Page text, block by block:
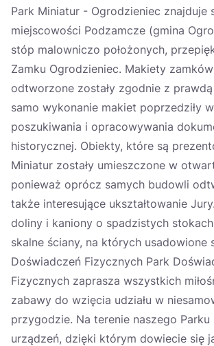
Park Miniatur - Ogrodzieniec znajduje
miejscowości Podzamcze (gmina
stóp malowniczo położonych,
Zamku Ogrodzieniec. Makiety
odtworzone zostały zgodnie z
samo wykonanie makiet poprzedziły
poszukiwania i opracowywania
historycznej. Obiekty, które są
Miniatur zostały umieszczone w
ponieważ oprócz samych budowli
także interesujące ukształtowanie
doliny i kaniony o spadzistych
skalne ściany, na których
Doświadczeń Fizycznych Park
Fizycznych zaprasza wszystkich
zabawy do wzięcia udziału w
przygodzie. Na terenie naszego
urządzeń, dzięki którym dowiecie się